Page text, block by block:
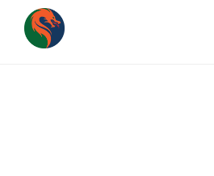
Skip